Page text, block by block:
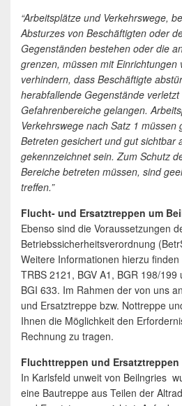
“Arbeitsplätze und Verkehrswege,
Absturzes von Beschäftigten oder
Gegenständen bestehen oder die
grenzen, müssen mit Einrichtungen
verhindern, dass Beschäftigte
herabfallende Gegenstände
Gefahrenbereiche gelangen.
Verkehrswege nach Satz 1 müssen
Betreten gesichert und gut sichtbar
gekennzeichnet sein. Zum Schutz
Bereiche betreten müssen, sind
treffen.”
Flucht- und Ersatztreppen um
Ebenso sind die Voraussetzungen
Betriebssicherheitsverordnung
Weitere Informationen hierzu
TRBS 2121, BGV A1, BGR 198/
BGI 633. Im Rahmen der von uns
und Ersatztreppe bzw. Nottreppe
Ihnen die Möglichkeit den
Rechnung zu tragen.
Fluchttreppen und
In Karlsfeld unweit von Beilngries
eine Bautreppe aus Teilen der